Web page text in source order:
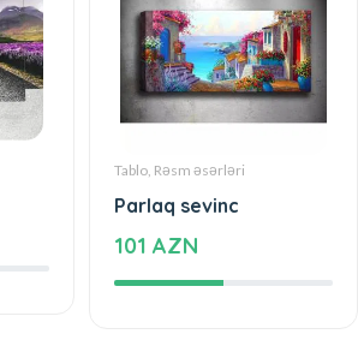
Tablo, Rəsm əsərləri
Parlaq sevinc
101 AZN